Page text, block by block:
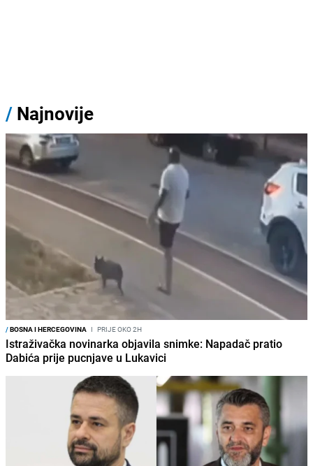
/ Najnovije
/BOSNA I HERCEGOVINA I PRIJE OKO 2H
Istraživačka novinarka objavila snimke: Napadač pratio
Dabića prije pucnjave u Lukavici